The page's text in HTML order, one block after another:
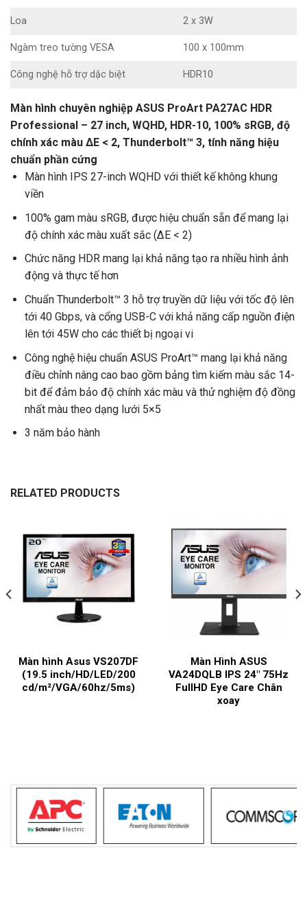
Loa 2 x 3W
Ngàm treo tường VESA 100 x 100mm
Công nghệ hỗ trợ dặc biệt HDR10
Màn hình chuyên nghiệp ASUS ProArt PA27AC HDR
Professional – 27 inch, WQHD, HDR-10, 100% sRGB, độ
chính xác màu ΔE < 2, Thunderbolt™ 3, tính năng hiệu
chuẩn phần cứng
Màn hình IPS 27-inch WQHD với thiết kế không khung
viền
100% gam màu sRGB, được hiệu chuẩn sẵn để mang lại
độ chính xác màu xuất sắc (ΔE < 2)
Chức năng HDR mang lại khả năng tạo ra nhiều hình ảnh
động và thực tế hơn
Chuẩn Thunderbolt™ 3 hỗ trợ truyền dữ liệu với tốc độ lên
tới 40 Gbps, và cổng USB-C với khả năng cấp nguồn điện
lên tới 45W cho các thiết bị ngoại vi
Công nghệ hiệu chuẩn ASUS ProArt™ mang lại khả năng
điều chỉnh nâng cao bao gồm bảng tìm kiếm màu sắc 14-
bit để đảm bảo độ chính xác màu và thử nghiệm độ đồng
nhất màu theo dạng lưới 5×5
3 năm bảo hành
RELATED PRODUCTS
Màn hình Asus VS207DF
(19.5 inch/HD/LED/200
cd/m²/VGA/60hz/5ms)
Màn Hình ASUS
VA24DQLB IPS 24″ 75Hz
FullHD Eye Care Chân
xoay